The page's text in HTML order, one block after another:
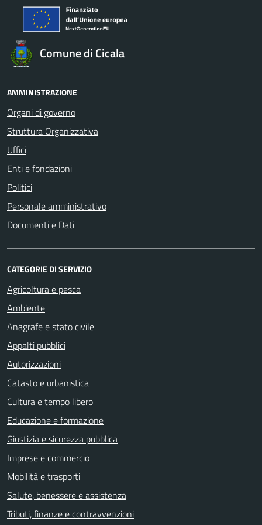
Comune di Cicala
AMMINISTRAZIONE
Organi di governo
Struttura Organizzativa
Uffici
Enti e fondazioni
Politici
Personale amministrativo
Documenti e Dati
CATEGORIE DI SERVIZIO
Agricoltura e pesca
Ambiente
Anagrafe e stato civile
Appalti pubblici
Autorizzazioni
Catasto e urbanistica
Cultura e tempo libero
Educazione e formazione
Giustizia e sicurezza pubblica
Imprese e commercio
Mobilità e trasporti
Salute, benessere e assistenza
Tributi, finanze e contravvenzioni